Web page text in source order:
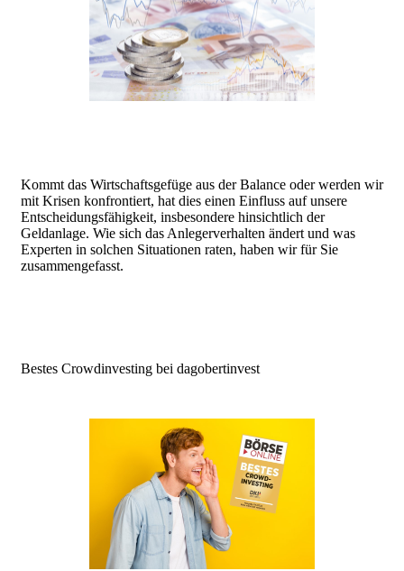
Kommt das Wirtschaftsgefüge aus der Balance oder werden wir
mit Krisen konfrontiert, hat dies einen Einfluss auf unsere
Entscheidungsfähigkeit, insbesondere hinsichtlich der
Geldanlage. Wie sich das Anlegerverhalten ändert und was
Experten in solchen Situationen raten, haben wir für Sie
zusammengefasst.
Bestes Crowdinvesting bei dagobertinvest